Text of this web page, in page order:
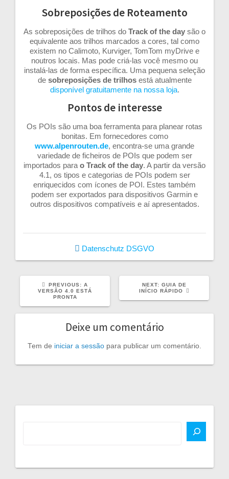
Sobreposições de Roteamento
As sobreposições de trilhos do Track of the day são o
equivalente aos trilhos marcados a cores, tal como
existem no Calimoto, Kurviger, TomTom myDrive e
noutros locais. Mas pode criá-las você mesmo ou
instalá-las de forma específica. Uma pequena seleção
de sobreposições de trilhosestá atualmente
disponível gratuitamente na nossa loja.
Pontos de interesse
Os POIs são uma boa ferramenta para planear rotas
bonitas. Em fornecedores como
www.alpenrouten.de, encontra-se uma grande
variedade de ficheiros de POIs que podem ser
importados para o Track of the day. A partir da versão
4.1, os tipos e categorias de POIs podem ser
enriquecidos com ícones de POI. Estes também
podem ser exportados para dispositivos Garmin e
outros dispositivos compatíveis e aí apresentados.
Datenschutz DSGVO
PREVIOUS: PREVIOUS
POST:
A
VERSÃO 4.0 ESTÁ
PRONTA
NEXT: NEXT
POST:
GUIA DE
INÍCIO RÁPIDO
Deixe um comentário
Tem de iniciar a sessão para publicar um comentário.